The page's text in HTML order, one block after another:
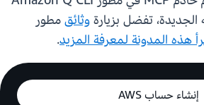
تفضل بزيارةوثائقمطور
هذه المدونة لمعرفة المزيد.
إنشاء حساب AWS